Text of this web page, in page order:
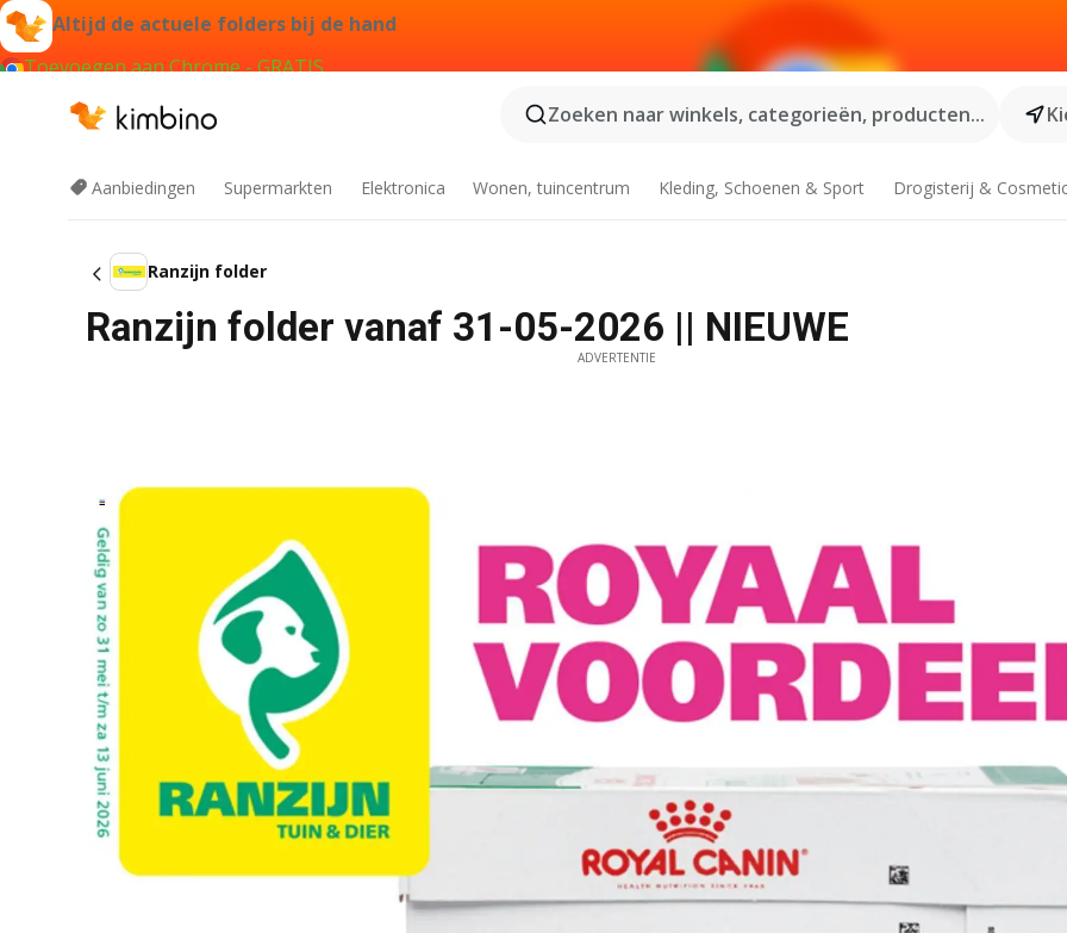
Altijd de actuele folders bij de hand
Toevoegen aan Chrome - GRATIS
Zoeken naar winkels, categorieën, producten...
Aanbiedingen Supermarkten Elektronica Wonen, tuincentrum Kleding, Schoenen & Sport Drogisterij &
Ranzijn folder
Ranzijn folder vanaf 31-05-2026 || NIEUWE
ADVERTENTIE